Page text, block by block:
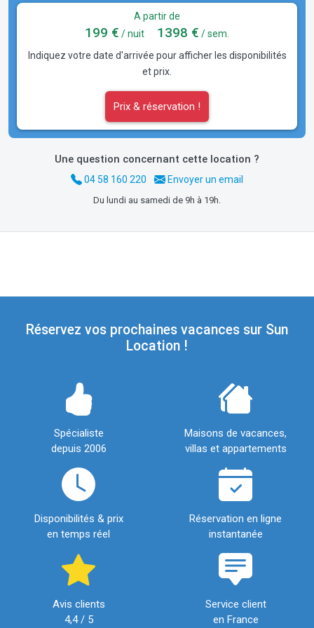
A partir de
199 € / nuit 1398 € / sem.
Indiquez votre date d'arrivée pour afficher les disponibilités
et prix.
Prix & réservation !
Une question concernant cette location ?
04 58 160 220 Envoyer un email
Du lundi au samedi de 9h à 19h.
Réservez vos prochaines vacances sur Sun
Location !
Spécialiste
depuis 2006
Maisons de vacances,
villas et appartements
Disponibilités & prix
en temps réel
Réservation en ligne
instantanée
Avis clients
4,4 / 5
Service client
en France